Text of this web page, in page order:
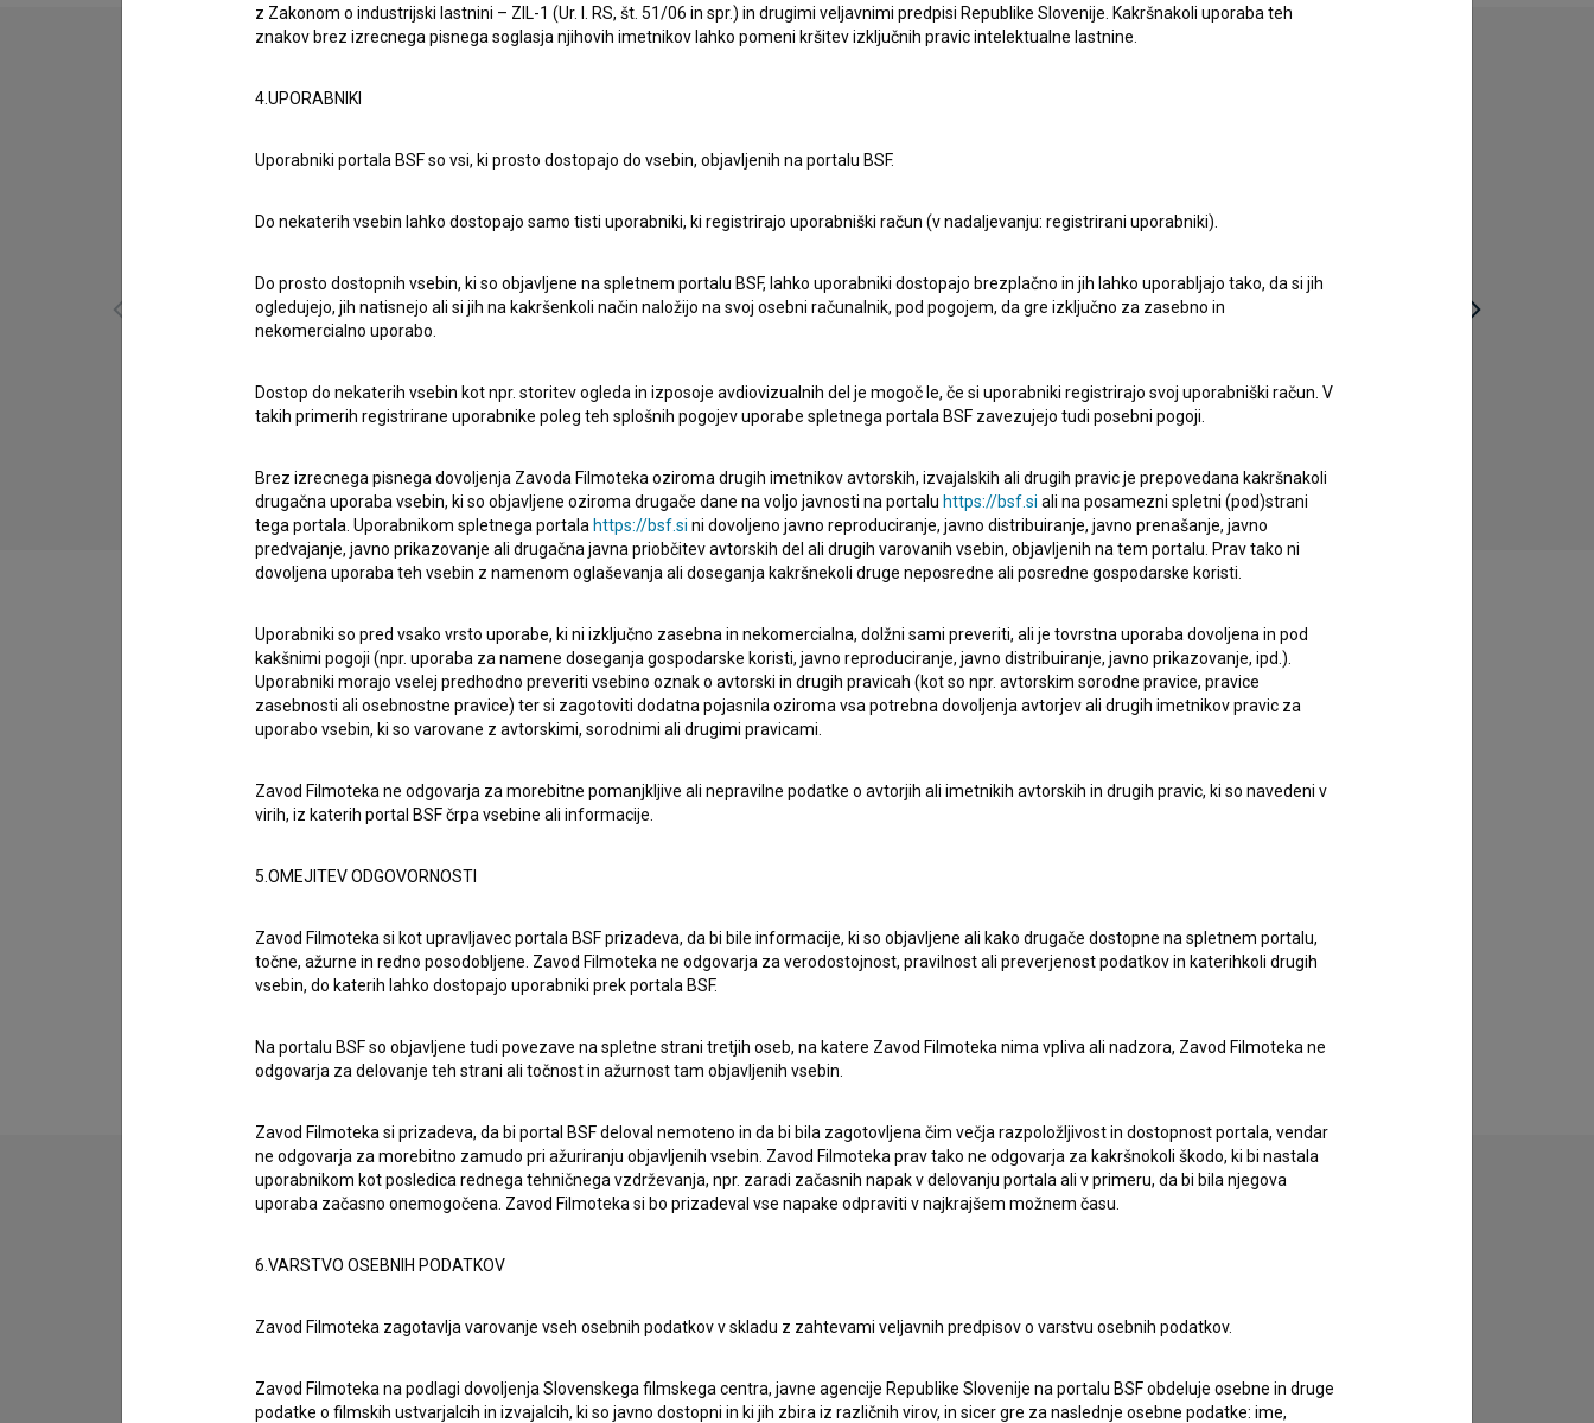
Princ Ki-Ki-Do: Steklofon (2018)
otroški
Princ Ki-Ki-Do: Prva Pomoč (2018)
otroški
Koyaa: Leteči zvezek (2017)
Zasedba
Projekcije
Spoštovani, s pomočjo spodnjega obrazca lahko stopite v stik z uredništvom Baze slovenskih filmov. Veseli bomo vaših odzivov.
imam vprašanje
želim dodati podatke
z Zakonom o industrijski lastnini – ZIL-1 (Ur. l. RS, št. 51/06 in spr.) in drugimi veljavnimi predpisi Republike Slovenije. Kakršnakoli uporaba teh
znakov brez izrecnega pisnega soglasja njihovih imetnikov lahko pomeni kršitev izključnih pravic intelektualne lastnine.
4.UPORABNIKI
Uporabniki portala BSF so vsi, ki prosto dostopajo do vsebin, objavljenih na portalu BSF.
Do nekaterih vsebin lahko dostopajo samo tisti uporabniki, ki registrirajo uporabniški račun (v nadaljevanju: registrirani uporabniki).
Do prosto dostopnih vsebin, ki so objavljene na spletnem portalu BSF, lahko uporabniki dostopajo brezplačno in jih lahko uporabljajo tako, da si jih
ogledujejo, jih natisnejo ali si jih na kakršenkoli način naložijo na svoj osebni računalnik, pod pogojem, da gre izključno za zasebno in
nekomercialno uporabo.
Dostop do nekaterih vsebin kot npr. storitev ogleda in izposoje avdiovizualnih del je mogoč le, če si uporabniki registrirajo svoj uporabniški račun. V
takih primerih registrirane uporabnike poleg teh splošnih pogojev uporabe spletnega portala BSF zavezujejo tudi posebni pogoji.
Brez izrecnega pisnega dovoljenja Zavoda Filmoteka oziroma drugih imetnikov avtorskih, izvajalskih ali drugih pravic je prepovedana kakršnakoli
drugačna uporaba vsebin, ki so objavljene oziroma drugače dane na voljo javnosti na portalu https://bsf.si ali na posamezni spletni (pod)strani
tega portala. Uporabnikom spletnega portala https://bsf.si ni dovoljeno javno reproduciranje, javno distribuiranje, javno prenašanje, javno
predvajanje, javno prikazovanje ali drugačna javna priobčitev avtorskih del ali drugih varovanih vsebin, objavljenih na tem portalu. Prav tako ni
dovoljena uporaba teh vsebin z namenom oglaševanja ali doseganja kakršnekoli druge neposredne ali posredne gospodarske koristi.
Uporabniki so pred vsako vrsto uporabe, ki ni izključno zasebna in nekomercialna, dolžni sami preveriti, ali je tovrstna uporaba dovoljena in pod
kakšnimi pogoji (npr. uporaba za namene doseganja gospodarske koristi, javno reproduciranje, javno distribuiranje, javno prikazovanje, ipd.).
Uporabniki morajo vselej predhodno preveriti vsebino oznak o avtorski in drugih pravicah (kot so npr. avtorskim sorodne pravice, pravice
zasebnosti ali osebnostne pravice) ter si zagotoviti dodatna pojasnila oziroma vsa potrebna dovoljenja avtorjev ali drugih imetnikov pravic za
uporabo vsebin, ki so varovane z avtorskimi, sorodnimi ali drugimi pravicami.
Zavod Filmoteka ne odgovarja za morebitne pomanjkljive ali nepravilne podatke o avtorjih ali imetnikih avtorskih in drugih pravic, ki so navedeni v
virih, iz katerih portal BSF črpa vsebine ali informacije.
5.OMEJITEV ODGOVORNOSTI
Zavod Filmoteka si kot upravljavec portala BSF prizadeva, da bi bile informacije, ki so objavljene ali kako drugače dostopne na spletnem portalu,
točne, ažurne in redno posodobljene. Zavod Filmoteka ne odgovarja za verodostojnost, pravilnost ali preverjenost podatkov in katerihkoli drugih
vsebin, do katerih lahko dostopajo uporabniki prek portala BSF.
Na portalu BSF so objavljene tudi povezave na spletne strani tretjih oseb, na katere Zavod Filmoteka nima vpliva ali nadzora, Zavod Filmoteka ne
odgovarja za delovanje teh strani ali točnost in ažurnost tam objavljenih vsebin.
Zavod Filmoteka si prizadeva, da bi portal BSF deloval nemoteno in da bi bila zagotovljena čim večja razpoložljivost in dostopnost portala, vendar
ne odgovarja za morebitno zamudo pri ažuriranju objavljenih vsebin. Zavod Filmoteka prav tako ne odgovarja za kakršnokoli škodo, ki bi nastala
uporabnikom kot posledica rednega tehničnega vzdrževanja, npr. zaradi začasnih napak v delovanju portala ali v primeru, da bi bila njegova
uporaba začasno onemogočena. Zavod Filmoteka si bo prizadeval vse napake odpraviti v najkrajšem možnem času.
6.VARSTVO OSEBNIH PODATKOV
Zavod Filmoteka zagotavlja varovanje vseh osebnih podatkov v skladu z zahtevami veljavnih predpisov o varstvu osebnih podatkov.
Zavod Filmoteka na podlagi dovoljenja Slovenskega filmskega centra, javne agencije Republike Slovenije na portalu BSF obdeluje osebne in druge
podatke o filmskih ustvarjalcih in izvajalcih, ki so javno dostopni in ki jih zbira iz različnih virov, in sicer gre za naslednje osebne podatke: ime,